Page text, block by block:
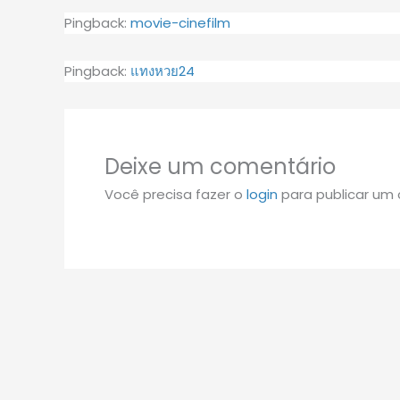
Pingback: movie-cinefilm
Pingback: แทงหวย24
Deixe um comentário
Você precisa fazer o login para publicar um